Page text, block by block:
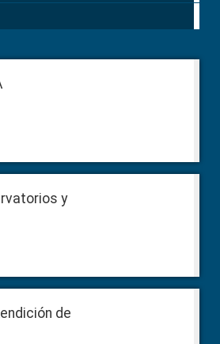
y
de